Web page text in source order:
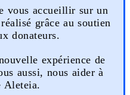
vous accueillir sur un
grâce au soutien
donateurs.
expérience de
aussi, nous aider à
Aleteia.